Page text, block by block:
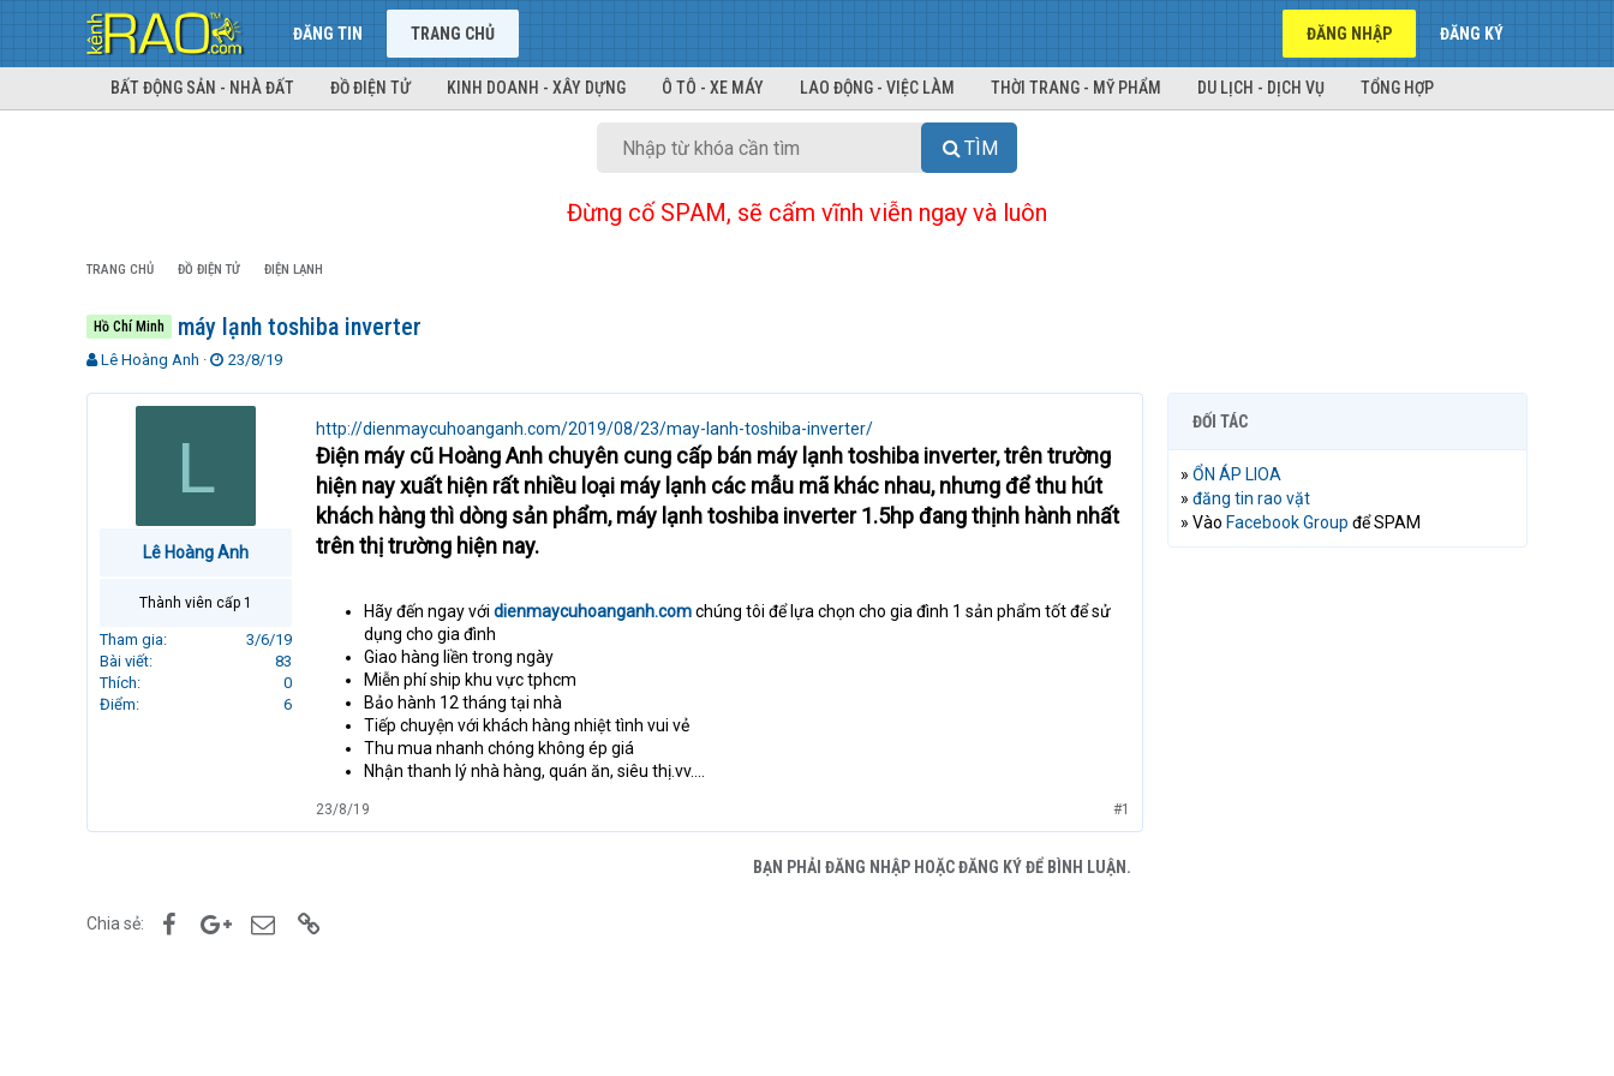
ĐĂNG TIN TRANG CHỦ ĐĂNG NHẬP ĐĂNG KÝ
BẤT ĐỘNG SẢN - NHÀ ĐẤT ĐỒ ĐIỆN TỬ KINH DOANH - XÂY DỰNG Ô TÔ - XE MÁY LAO ĐỘNG - VIỆC LÀM THỜI TRANG - MỸ PHẨM DU LỊCH - DỊCH VỤ TỔNG HỢP
TÌM
Đừng cố SPAM, sẽ cấm vĩnh viễn ngay và luôn
TRANG CHỦ ĐỒ ĐIỆN TỬ ĐIỆN LẠNH
Hồ Chí Minh máy lạnh toshiba inverter
TLê Hoàng Anh
N
à
23/8/19
L
Lê Hoàng Anh
Thành viên cấp 1
Tham gia
3/6/19
Bài viết
83
Thích
0
Điểm
6
http://dienmaycuhoanganh.com/2019/08/23/may-lanh-toshiba-inverter/
Điện máy cũ Hoàng Anh chuyên cung cấp bán máy lạnh toshiba inverter, trên trường
hiện nay xuất hiện rất nhiều loại máy lạnh các mẫu mã khác nhau, nhưng để thu hút
khách hàng thì dòng sản phẩm, máy lạnh toshiba inverter 1.5hp đang thịnh hành nhất
trên thị trường hiện nay.
Hãy đến ngay với dienmaycuhoanganh.comchúng tôi để lựa chọn cho gia đình 1 sản phẩm tốt để sử
dụng cho gia đình
Giao hàng liền trong ngày
Miễn phí ship khu vực tphcm
Bảo hành 12 tháng tại nhà
Tiếp chuyện với khách hàng nhiệt tình vui vẻ
Thu mua nhanh chóng không ép giá
Nhận thanh lý nhà hàng, quán ăn, siêu thị.vv….
23/8/19 #1
BẠN PHẢI ĐĂNG NHẬP HOẶC ĐĂNG KÝ ĐỂ BÌNH LUẬN.
Chia sẻ: FacebookGoogle+Email
ĐỐI TÁC
» ỔN ÁP LIOA
» đăng tin rao vặt
» Vào Facebook Group để SPAM